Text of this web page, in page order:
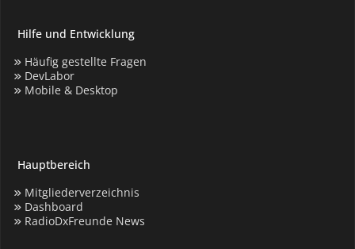
Hilfe und Entwicklung
Häufig gestellte Fragen
DevLabor
Mobile & Desktop
Hauptbereich
Mitgliederverzeichnis
Dashboard
RadioDxFreunde News